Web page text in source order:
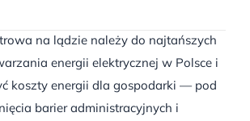
na lądzie należy do najtańszych
energii elektrycznej w Polsce i
koszty energii dla gospodarki — pod
barier administracyjnych i